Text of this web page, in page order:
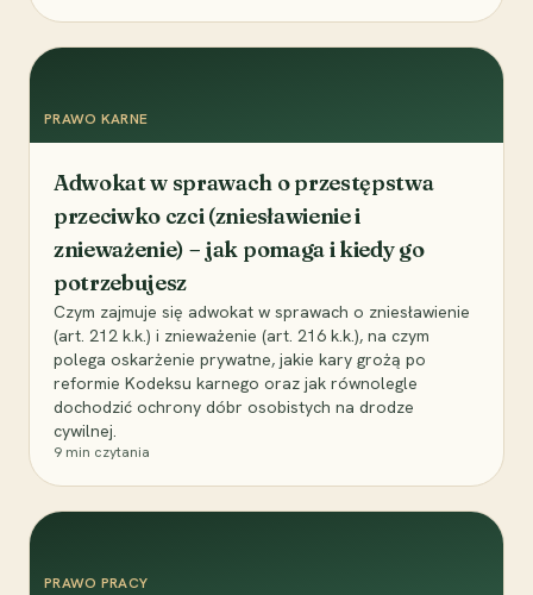
PRAWO KARNE
Adwokat w sprawach o przestępstwa
przeciwko czci (zniesławienie i
znieważenie) – jak pomaga i kiedy go
potrzebujesz
Czym zajmuje się adwokat w sprawach o zniesławienie
(art. 212 k.k.) i znieważenie (art. 216 k.k.), na czym
polega oskarżenie prywatne, jakie kary grożą po
reformie Kodeksu karnego oraz jak równolegle
dochodzić ochrony dóbr osobistych na drodze
cywilnej.
9 min czytania
PRAWO PRACY